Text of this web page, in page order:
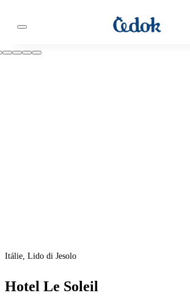
Itálie, Lido di Jesolo
Hotel Le Soleil